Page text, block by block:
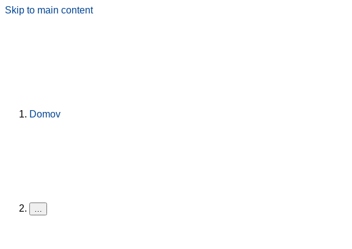
Skip to main content
Domov
…